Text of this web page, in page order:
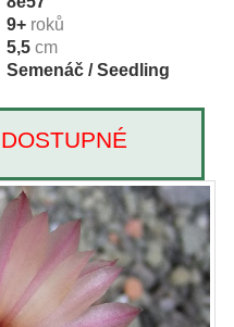
9+ roků
5,5 cm
Semenáč / Seedling